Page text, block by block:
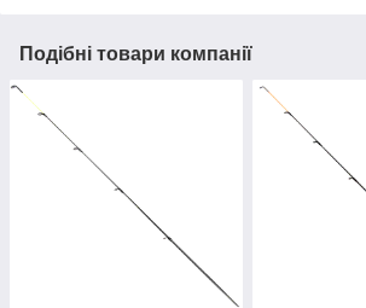
Подібні товари компанії